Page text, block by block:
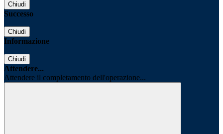
Chiudi
Successo
Chiudi
Informazione
Chiudi
Attendere...
Attendere il completamento dell'operazione...